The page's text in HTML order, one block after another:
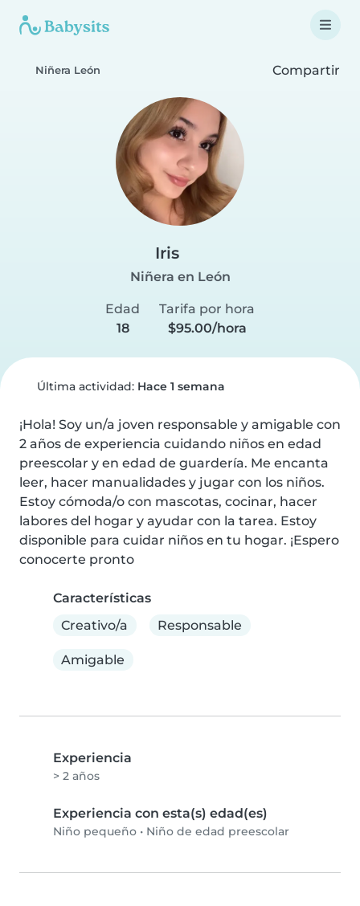
Niñera León Compartir
Iris
Niñera en León
Edad
18
Tarifa por hora
$95.00/hora
Última actividad: Hace 1 semana
¡Hola! Soy un/a joven responsable y amigable con
2 años de experiencia cuidando niños en edad
preescolar y en edad de guardería. Me encanta
leer, hacer manualidades y jugar con los niños.
Estoy cómoda/o con mascotas, cocinar, hacer
labores del hogar y ayudar con la tarea. Estoy
disponible para cuidar niños en tu hogar. ¡Espero
conocerte pronto
Características
Creativo/a
Responsable
Amigable
Experiencia
> 2 años
Experiencia con esta(s) edad(es)
Niño pequeño • Niño de edad preescolar